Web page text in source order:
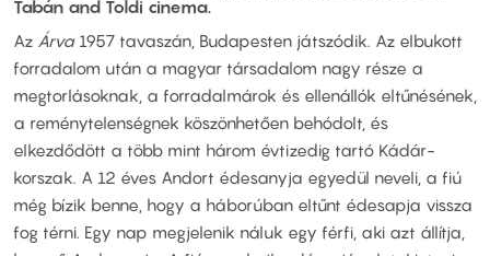
Tabán and Toldi cinema.
Az Árva1957 tavaszán, Budapesten játszódik. Az elbukott
forradalom után a magyar társadalom nagy része a
megtorlásoknak, a forradalmárok és ellenállók eltűnésének,
a reménytelenségnek köszönhetően behódolt, és
elkezdődött a több mint három évtizedig tartó Kádár-
korszak. A 12 éves Andort édesanyja egyedül neveli, a fiú
még bízik benne, hogy a háborúban eltűnt édesapja vissza
fog térni. Egy nap megjelenik náluk egy férfi, aki azt állítja,